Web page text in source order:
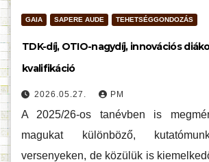
GAIA SAPERE AUDE TEHETSÉGGONDOZÁS
TDK-díj, OTIO-nagydíj, innovációs
kvalifikáció
2026.05.27. PM
A 2025/26-os tanévben is
magukat különböző,
versenyeken, de közülük is